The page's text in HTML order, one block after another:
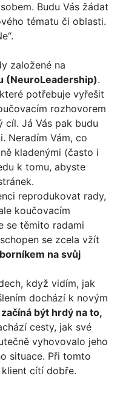
Budu Vás žádat
tématu či oblasti.
založené na
(NeuroLeadership).
potřebuje vyřešit
rozhovorem
cíl. Já Vás pak budu
Neradím Vám, co
kladenými (často i
k tomu, abyste
reprodukovat rady,
koučovacím
se těmito radami
se zcela vžít
na svůj
když vidím, jak
dochází k novým
začíná být hrdý na to,
cesty, jak své
vyhovovalo jeho
situace. Při tomto
klient cítí dobře.